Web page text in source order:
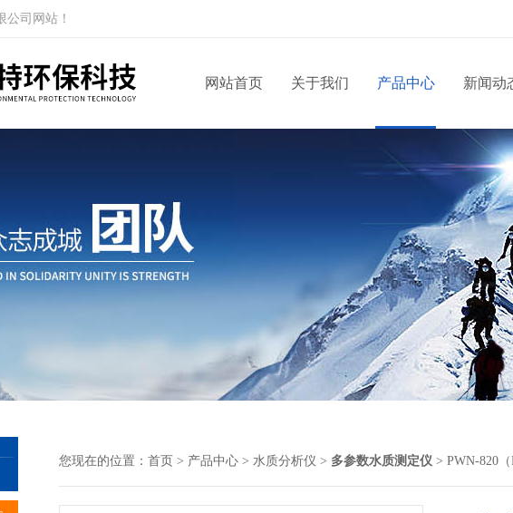
司网站！
网站首页 关于我们 产品中心 新闻动
您现在的位置： 首页 > 产品中心 > 水质分析仪 > 多参数水质测定仪 > PWN-820